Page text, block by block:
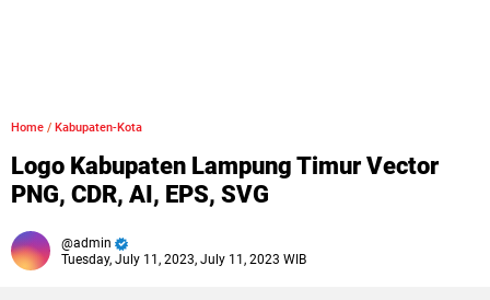
Home / Kabupaten-Kota
Logo Kabupaten Lampung Timur Vector
PNG, CDR, AI, EPS, SVG
admin
Tuesday, July 11, 2023, July 11, 2023 WIB